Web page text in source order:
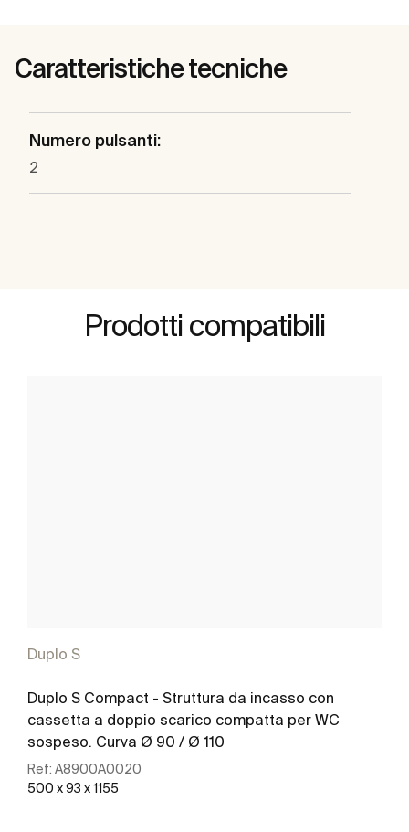
Caratteristiche tecniche
Numero pulsanti:
2
Prodotti compatibili
Duplo S
Duplo S Compact - Struttura da incasso con
cassetta a doppio scarico compatta per WC
sospeso. Curva Ø 90 / Ø 110
Ref: A8900A0020
500 x 93 x 1155